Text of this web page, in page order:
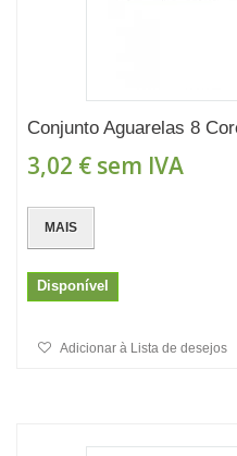
Conjunto Aguarelas 8
3,02 € sem IVA
MAIS
Disponível
Adicionar à Lista de desejos